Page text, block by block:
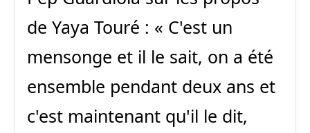
de Yaya Touré : « C'est un
mensonge et il le sait, on a été
ensemble pendant deux ans et
c'est maintenant qu'il le dit,